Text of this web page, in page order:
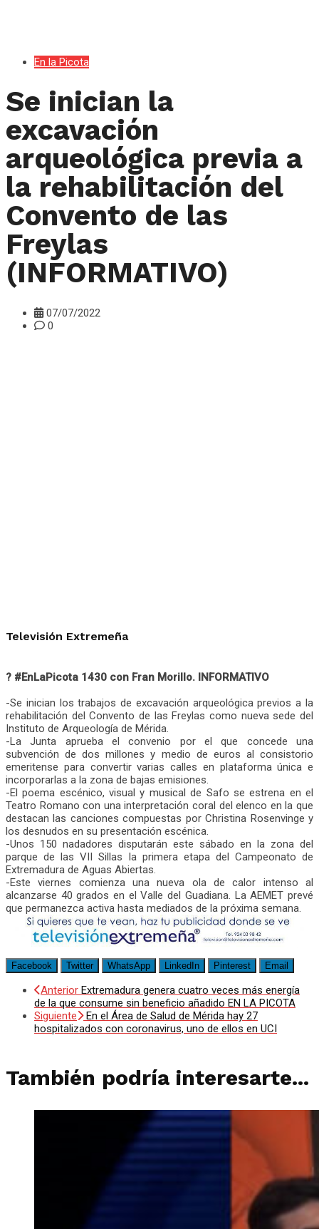
En la Picota
Se inician la
excavación
arqueológica previa a
la rehabilitación del
Convento de las
Freylas
(INFORMATIVO)
07/07/2022
0
Televisión Extremeña
? #EnLaPicota 1430 con Fran Morillo. INFORMATIVO
-Se inician los trabajos de excavación arqueológica previos a la
rehabilitación del Convento de las Freylas como nueva sede del
Instituto de Arqueología de Mérida.
-La Junta aprueba el convenio por el que concede una
subvención de dos millones y medio de euros al consistorio
emeritense para convertir varias calles en plataforma única e
incorporarlas a la zona de bajas emisiones.
-El poema escénico, visual y musical de Safo se estrena en el
Teatro Romano con una interpretación coral del elenco en la que
destacan las canciones compuestas por Christina Rosenvinge y
los desnudos en su presentación escénica.
-Unos 150 nadadores disputarán este sábado en la zona del
parque de las VII Sillas la primera etapa del Campeonato de
Extremadura de Aguas Abiertas.
-Este viernes comienza una nueva ola de calor intenso al
alcanzarse 40 grados en el Valle del Guadiana. La AEMET prevé
que permanezca activa hasta mediados de la próxima semana.
Facebook Twitter WhatsApp LinkedIn Pinterest Email
Anterior Extremadura genera cuatro veces más energía
de la que consume sin beneficio añadido EN LA PICOTA
Siguiente
En el Área de Salud de Mérida hay 27
hospitalizados con coronavirus, uno de ellos en UCI
También podría interesarte...